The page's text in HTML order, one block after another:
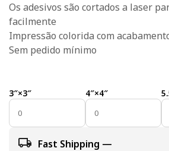
Os adesivos são cortados a laser
facilmente
Impressão colorida com
Sem pedido mínimo
3″×3″
4″×4″
Fast Shipping —